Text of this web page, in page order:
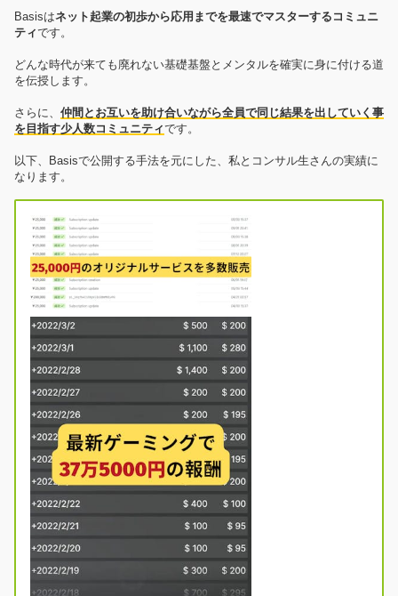
Basisはネット起業の初歩から応用までを最速でマスターするコミュニ
ティです。
どんな時代が来ても廃れない基礎基盤とメンタルを確実に身に付ける道
を伝授します。
さらに、 仲間とお互いを助け合いながら全員で同じ結果を出していく事
を目指す少人数コミュニティです。
以下、Basisで公開する手法を元にした、私とコンサル生さんの実績に
なります。